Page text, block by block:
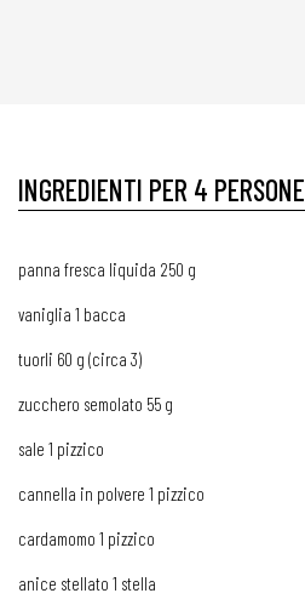
INGREDIENTI PER 4 PERSONE
panna fresca liquida 250 g
vaniglia 1 bacca
tuorli 60 g (circa 3)
zucchero semolato 55 g
sale 1 pizzico
cannella in polvere 1 pizzico
cardamomo 1 pizzico
anice stellato 1 stella